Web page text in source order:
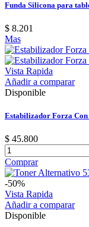
Funda Silicona para
$ 8.201
Mas
Vista Rapida
Añadir a comparar
Disponible
Estabilizador Forza Con
$ 45.800
Comprar
-50%
Vista Rapida
Añadir a comparar
Disponible